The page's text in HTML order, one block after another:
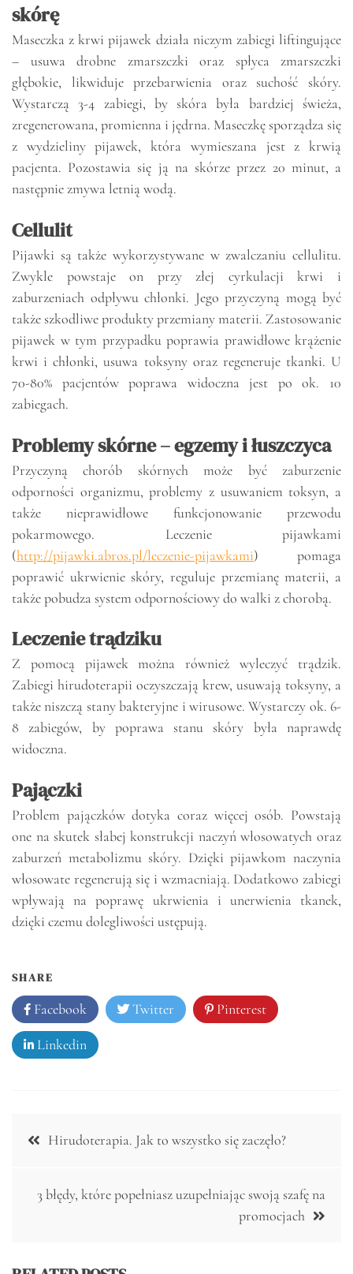
skórę
Maseczka z krwi pijawek działa niczym zabiegi liftingujące
– usuwa drobne zmarszczki oraz spłyca zmarszczki
głębokie, likwiduje przebarwienia oraz suchość skóry.
Wystarczą 3-4 zabiegi, by skóra była bardziej świeża,
zregenerowana, promienna i jędrna. Maseczkę sporządza się
z wydzieliny pijawek, która wymieszana jest z krwią
pacjenta. Pozostawia się ją na skórze przez 20 minut, a
następnie zmywa letnią wodą.
Cellulit
Pijawki są także wykorzystywane w zwalczaniu cellulitu.
Zwykle powstaje on przy złej cyrkulacji krwi i
zaburzeniach odpływu chłonki. Jego przyczyną mogą być
także szkodliwe produkty przemiany materii. Zastosowanie
pijawek w tym przypadku poprawia prawidłowe krążenie
krwi i chłonki, usuwa toksyny oraz regeneruje tkanki. U
70-80% pacjentów poprawa widoczna jest po ok. 10
zabiegach.
Problemy skórne – egzemy i łuszczyca
Przyczyną chorób skórnych może być zaburzenie
odporności organizmu, problemy z usuwaniem toksyn, a
także nieprawidłowe funkcjonowanie przewodu
pokarmowego. Leczenie pijawkami
(http://pijawki.abros.pl/leczenie-pijawkami) pomaga
poprawić ukrwienie skóry, reguluje przemianę materii, a
także pobudza system odpornościowy do walki z chorobą.
Leczenie trądziku
Z pomocą pijawek można również wyleczyć trądzik.
Zabiegi hirudoterapii oczyszczają krew, usuwają toksyny, a
także niszczą stany bakteryjne i wirusowe. Wystarczy ok. 6-
8 zabiegów, by poprawa stanu skóry była naprawdę
widoczna.
Pajączki
Problem pajączków dotyka coraz więcej osób. Powstają
one na skutek słabej konstrukcji naczyń włosowatych oraz
zaburzeń metabolizmu skóry. Dzięki pijawkom naczynia
włosowate regenerują się i wzmacniają. Dodatkowo zabiegi
wpływają na poprawę ukrwienia i unerwienia tkanek,
dzięki czemu dolegliwości ustępują.
SHARE
Facebook Twitter Pinterest
Linkedin
Nawigacja
Hirudoterapia. Jak to wszystko się zaczęło?
3 błędy, które popełniasz uzupełniając swoją szafę na
promocjach